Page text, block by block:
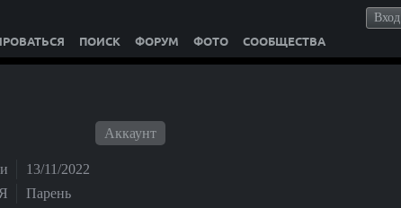
Вход
ПОИСК ФОРУМ ФОТО СООБЩЕСТВА
Аккаунт
13/11/2022
Я
Парень